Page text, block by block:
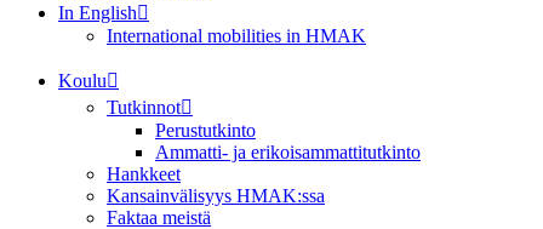
In English
International mobilities in HMAK
Koulu
Tutkinnot
Perustutkinto
Ammatti- ja erikoisammattitutkinto
Hankkeet
Kansainvälisyys HMAK:ssa
Faktaa meistä